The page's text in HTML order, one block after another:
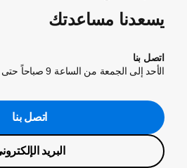
يسعدنا مساعدتك
اتصل بنا
الأحد إلى الجمعة من الساعة 9 صباحاً حتى 8 مساءً.
اتصل بنا
البريد الإلكتروني